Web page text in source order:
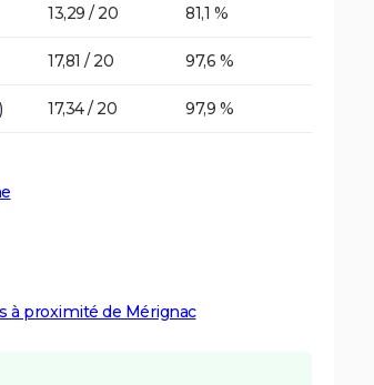
13,29 / 20 81,1 %
17,81 / 20 97,6 %
) 17,34 / 20 97,9 %
à proximité de Mérignac